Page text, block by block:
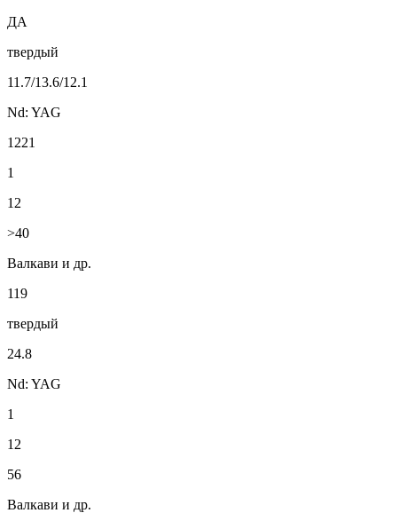
ДА
твердый
11.7/13.6/12.1
Nd: YAG
1221
1
12
>40
Валкави и др.
119
твердый
24.8
Nd: YAG
1
12
56
Валкави и др.